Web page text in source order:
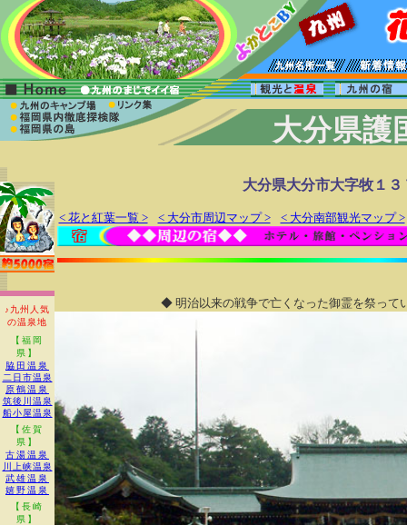
大分県
♪九州人気
の温泉地
【福岡
県】
脇田温泉
二日市温泉
原鶴温泉
筑後川温泉
船小屋温泉
【佐賀
県】
古湯温泉
川上峡温泉
武雄温泉
嬉野温泉
【長崎
県】
大分県大分市大字牧１３
< 花と紅葉一覧 > < 大分市周辺マップ > < 大分南部観光マップ >
◆ 明治以来の戦争で亡くなった御霊を祭って